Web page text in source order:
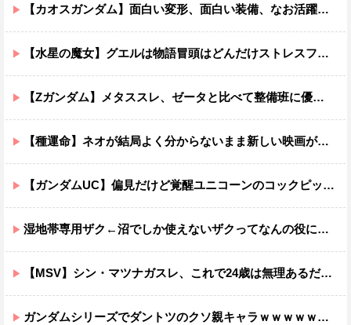
【カオスガンダム】面白い変形、面白い装備、なお活躍…
【水星の魔女】グエルは物語冒頭はどんだけストレスフルだったんだよ…ってなる
【Zガンダム】メタススレ、ゼータと比べて整備班に優しそう
【種運命】ネオが結局よく分からないまま新しい映画が終わった後ももやもやしてる
【ガンダムUC】偏見だけど覚醒ユニコーンのコックピットってエアコンの効きが強そうでいいよね
湿地帯専用ザク←沼でしか使えないザクってなんの役に立つ設定なんだ？
【MSV】シン・マツナガスレ、これで24歳は無理あるだろ…
ガンダムシリーズでダントツのクソ親キャラｗｗｗｗｗｗｗｗｗｗｗｗ